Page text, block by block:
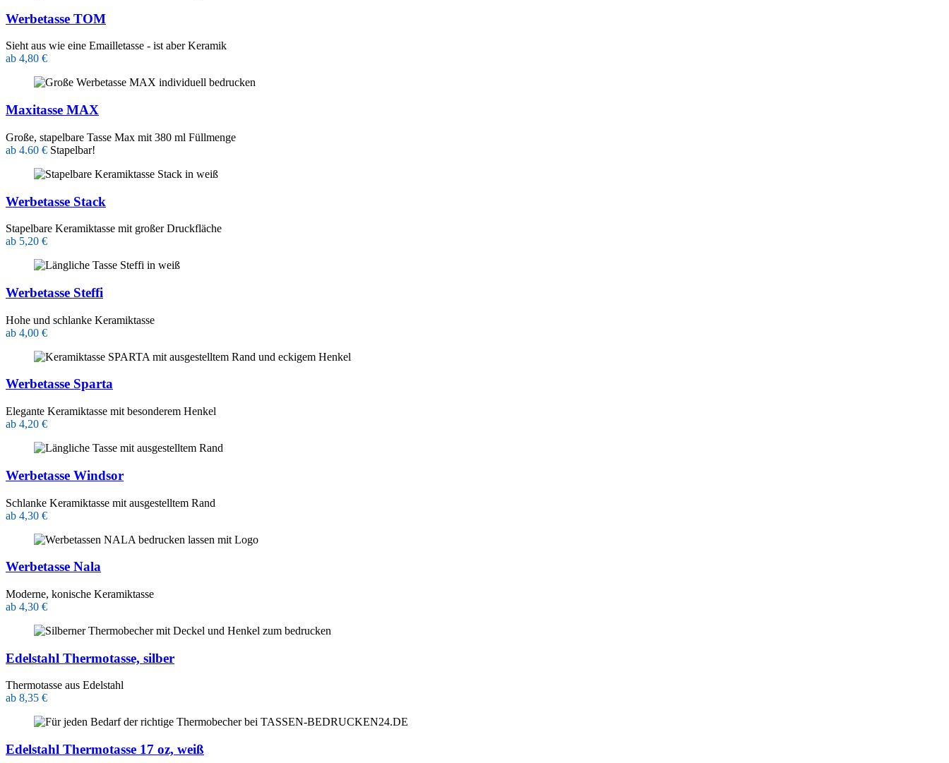
Werbetasse TOM
Sieht aus wie eine Emailletasse - ist aber Keramik
ab 4,80 €
Maxitasse MAX
Große, stapelbare Tasse Max mit 380 ml Füllmenge
ab 4.60 € Stapelbar!
Werbetasse Stack
Stapelbare Keramiktasse mit großer Druckfläche
ab 5,20 €
Werbetasse Steffi
Hohe und schlanke Keramiktasse
ab 4,00 €
Werbetasse Sparta
Elegante Keramiktasse mit besonderem Henkel
ab 4,20 €
Werbetasse Windsor
Schlanke Keramiktasse mit ausgestelltem Rand
ab 4,30 €
Werbetasse Nala
Moderne, konische Keramiktasse
ab 4,30 €
Edelstahl Thermotasse, silber
Thermotasse aus Edelstahl
ab 8,35 €
Edelstahl Thermotasse 17 oz, weiß